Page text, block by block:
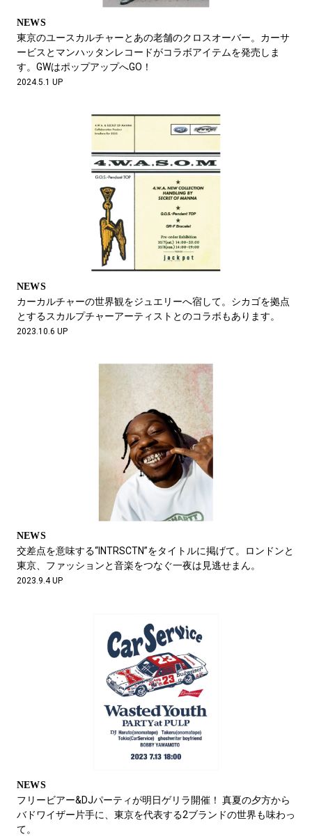
NEWS
東京のユースカルチャーとあの老舗のクロスオーバー。カーサ
ービスとマンハッタンレコードがコラボアイテムを発売しま
す。GWはポップアップへGO！
2024.5.1 UP
NEWS
カーカルチャーの世界観をジュエリーへ宿して。シカゴを拠点
とするスカルプチャーアーティストとのコラボもあります。
2023.10.6 UP
NEWS
交差点を意味する“INTRSCTN”をタイトルに掲げて。ロンドンと
東京、ファッションと音楽をつなぐ一夜は見逃せまん。
2023.9.4 UP
NEWS
フリービアー&DJパーティが明日ゲリラ開催！ 真夏の夕方から
バドワイザー片手に、東京を代表する2ブランドの世界も味わっ
て。